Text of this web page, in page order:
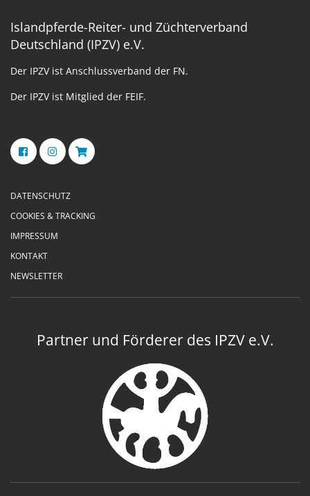
Islandpferde-Reiter- und Züchterverband
Deutschland (IPZV) e.V.
Der IPZV ist Anschlussverband der FN.
Der IPZV ist Mitglied der FEIF.
DATENSCHUTZ
COOKIES & TRACKING
IMPRESSUM
KONTAKT
NEWSLETTER
Partner und Förderer des IPZV e.V.